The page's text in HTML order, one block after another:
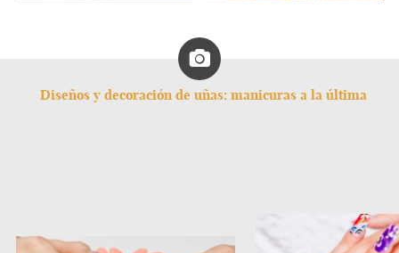
Diseños y decoración de uñas: manicuras a la última